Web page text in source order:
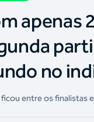
apenas
no
entre os finalistas